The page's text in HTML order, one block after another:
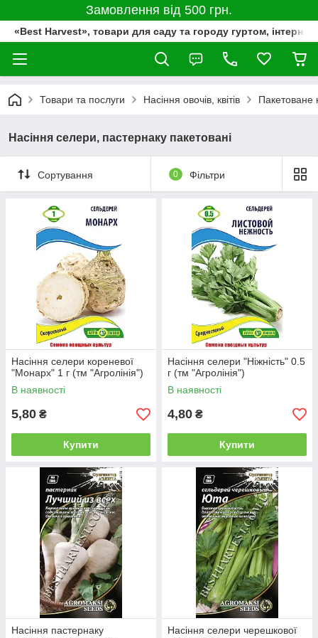
Замовлення від 500 грн.
«Best Harvest», товари для саду та городу гуртом,
Товари та послуги Насіння овочів, квітів Пакетоване
Насіння селери, пастернаку пакетовані
Сортування 0 Фільтри
Насіння селери кореневої
"Монарх" 1 г (тм "Агролінія")
В наявності
5,80 ₴
Купити
Насіння селери "Ніжність" 0.5
г (тм "Агролінія")
В наявності
4,80 ₴
Купити
Насіння пастернаку
Насіння селери черешкової